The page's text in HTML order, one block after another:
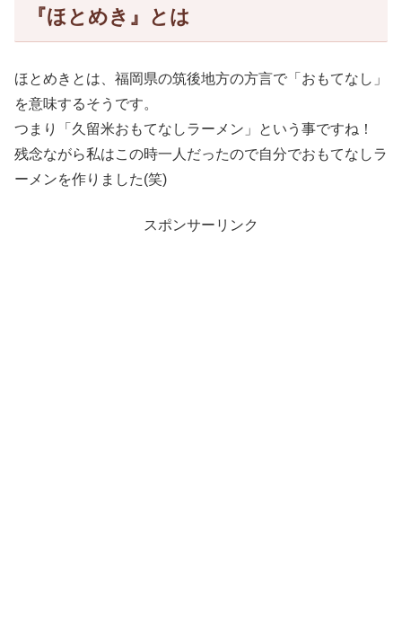
『ほとめき』とは
ほとめきとは、福岡県の筑後地方の方言で「おもてなし」
を意味するそうです。
つまり「久留米おもてなしラーメン」という事ですね！
残念ながら私はこの時一人だったので自分でおもてなしラ
ーメンを作りました(笑)
スポンサーリンク